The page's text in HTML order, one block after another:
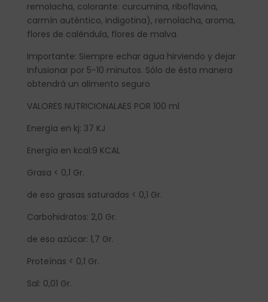
remolacha, colorante: curcumina, riboflavina,
carmín auténtico, indigotina), remolacha, aroma,
flores de caléndula, flores de malva.
Importante: Siempre echar agua hirviendo y dejar
infusionar por 5-10 minutos. Sólo de ésta manera
obtendrá un alimento seguro
VALORES NUTRICIONALAES POR 100 ml
Energía en kj: 37 KJ
Energía en kcal:9 KCAL
Grasa < 0,1 Gr.
de eso grasas saturadas < 0,1 Gr.
Carbohidratos: 2,0 Gr.
de eso azúcar: 1,7 Gr.
Proteínas < 0,1 Gr.
Sal: 0,01 Gr.